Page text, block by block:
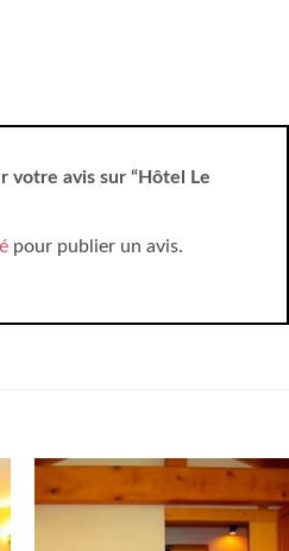
votre avis sur “Hôtel Le
pour publier un avis.